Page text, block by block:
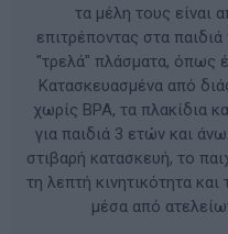
τα μέλη τους είναι
επιτρέποντας στα
"τρελά" πλάσματα, όπως
Κατασκευασμένα από
χωρίς BPA, τα πλακίδια
για παιδιά 3 ετών και
στιβαρή κατασκευή, το
τη λεπτή κινητικότητα
μέσα από